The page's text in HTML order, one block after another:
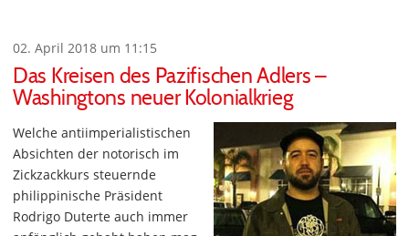
02. April 2018 um 11:15
Das Kreisen des Pazifischen Adlers –
Washingtons neuer Kolonialkrieg
Welche antiimperialistischen
Absichten der notorisch im
Zickzackkurs steuernde
philippinische Präsident
Rodrigo Duterte auch immer